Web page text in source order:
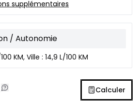
supplémentaires
/ Autonomie
KM, Ville : 14,9 L/100 KM
Calculer